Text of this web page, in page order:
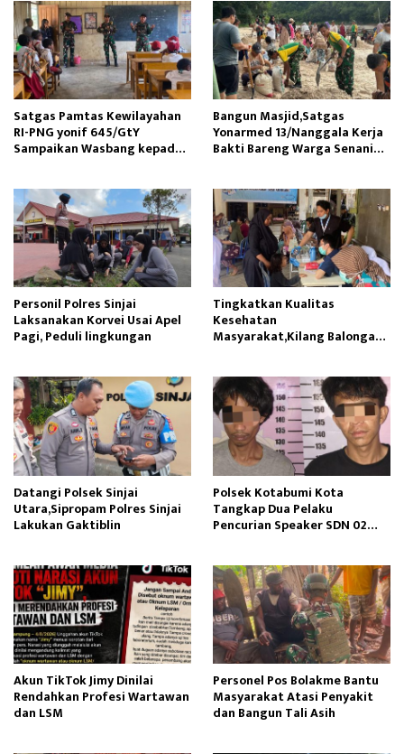
Satgas Pamtas Kewilayahan
RI-PNG yonif 645/GtY
Sampaikan Wasbang kepada
Bangun Masjid,Satgas
Yonarmed 13/Nanggala Kerja
Bakti Bareng Warga Senaning
Personil Polres Sinjai
Laksanakan Korvei Usai Apel
Pagi, Peduli lingkungan
Tingkatkan Kualitas
Kesehatan
Masyarakat,Kilang Balongan
Datangi Polsek Sinjai
Utara,Sipropam Polres Sinjai
Lakukan Gaktiblin
Polsek Kotabumi Kota
Tangkap Dua Pelaku
Pencurian Speaker SDN 02
Akun TikTok Jimy Dinilai
Rendahkan Profesi Wartawan
dan LSM
Personel Pos Bolakme Bantu
Masyarakat Atasi Penyakit
dan Bangun Tali Asih